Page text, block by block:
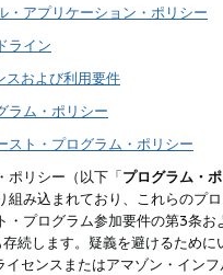
・アプリケーション・ポリシー
ライン
スおよび利用要件
ラム・ポリシー
スト・プログラム・ポリシー
ポリシー（以下「プログラム・
組み込まれており、これらのプ
・プログラム参加要件の第3条
続します。疑義を避けるため
センスまたはアマゾン・イン